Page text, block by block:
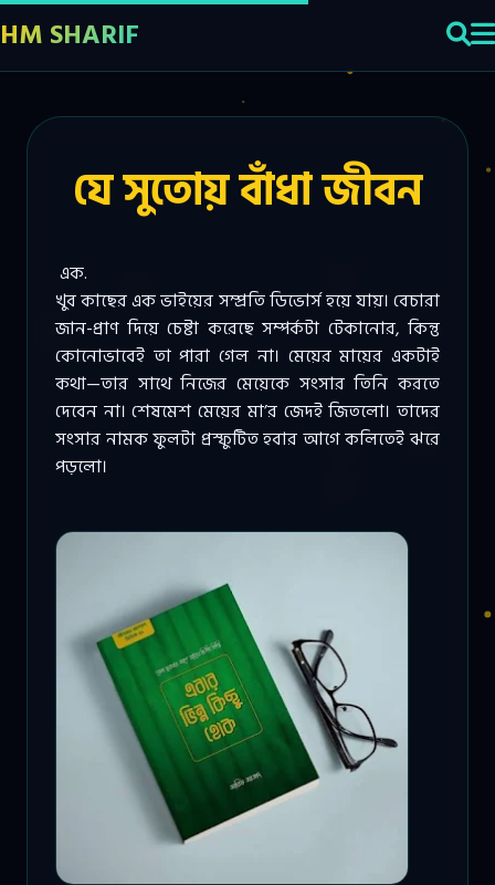
HM SHARIF
যে সুতোয় বাঁধা জীবন
এক.
খুব কাছের এক ভাইয়ের সম্প্রতি ডিভোর্স হয়ে যায়। বেচারা
জান-প্রাণ দিয়ে চেষ্টা করেছে সম্পর্কটা টেকানোর, কিন্তু
কোনোভাবেই তা পারা গেল না। মেয়ের মায়ের একটাই
কথা—তার সাথে নিজের মেয়েকে সংসার তিনি করতে
দেবেন না। শেষমেশ মেয়ের মা’র জেদই জিতলো। তাদের
সংসার নামক ফুলটা প্রস্ফুটিত হবার আগে কলিতেই ঝরে
পড়লো।